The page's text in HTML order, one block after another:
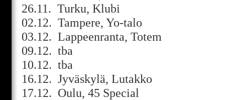
26.11. Turku, Klubi
02.12. Tampere, Yo-talo
03.12. Lappeenranta, Totem
09.12. tba
10.12. tba
16.12. Jyväskylä, Lutakko
17.12. Oulu, 45 Special